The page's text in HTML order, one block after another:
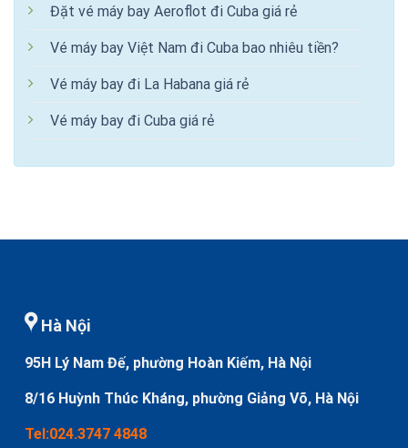
Đặt vé máy bay Aeroflot đi Cuba giá rẻ
Vé máy bay Việt Nam đi Cuba bao nhiêu tiền?
Vé máy bay đi La Habana giá rẻ
Vé máy bay đi Cuba giá rẻ
Hà Nội
95H Lý Nam Đế, phường Hoàn Kiếm, Hà Nội
8/16 Huỳnh Thúc Kháng, phường Giảng Võ, Hà Nội
Tel:024.3747 4848